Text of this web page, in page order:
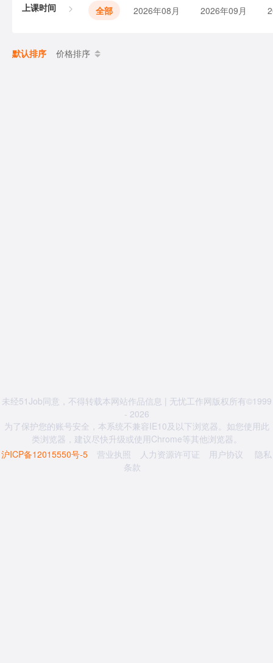
上课时间 全部 2026年08月 2026年09月
默认排序 价格排序
未经51Job同意，不得转载本网站作品信息 | 无忧工作网版权所有©1999
- 2026
为了保护您的账号安全，本系统不兼容IE10及以下浏览器。如您使用此
类浏览器，建议尽快升级或使用Chrome等其他浏览器。
沪ICP备12015550号-5
营业执照 人力资源许可证 用户协议
隐私
条款